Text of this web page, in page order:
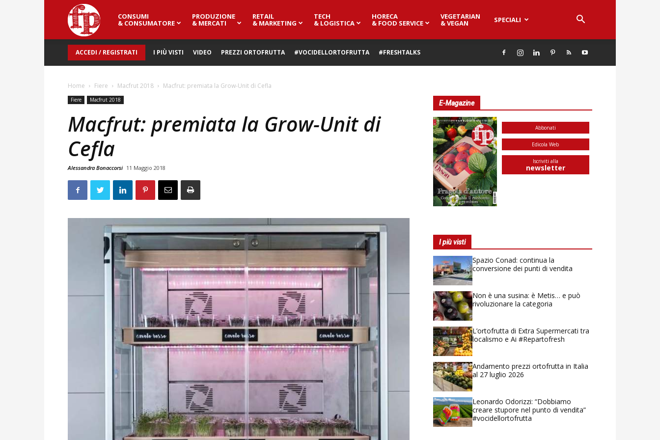
Fresh
Point
Magazine
CONSUMI
& CONSUMATORE
PRODUZIONE
& MERCATI
RETAIL
& MARKETING
TECH
& LOGISTICA
HORECA
& FOOD SERVICE
VEGETARIAN
& VEGAN SPECIALI
ACCEDI / REGISTRATI I PIÙ VISTI VIDEO PREZZI ORTOFRUTTA #VOCIDELLORTOFRUTTA #FRESHTALKS
Home Fiere Macfrut 2018 Macfrut: premiata la Grow-Unit di Cefla
Fiere Macfrut 2018
Macfrut: premiata la Grow-Unit di
Cefla
Alessandra Bonaccorsi 11 Maggio 2018
E-Magazine
Abbonati
Edicola Web
Iscriviti alla
newsletter
I più visti
Spazio Conad: continua la
conversione dei punti di vendita
Non è una susina: è Metis… e può
rivoluzionare la categoria
L’ortofrutta di Extra Supermercati tra
localismo e Ai #Repartofresh
Andamento prezzi ortofrutta in Italia
al 27 luglio 2026
Leonardo Odorizzi: “Dobbiamo
creare stupore nel punto di vendita”
#vocidellortofrutta